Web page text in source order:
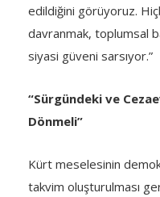
edildiğini görüyoruz.
davranmak, toplumsal
siyasi güveni sarsıyor.”
“Sürgündeki ve
Dönmeli”
Kürt meselesinin
takvim oluşturulması